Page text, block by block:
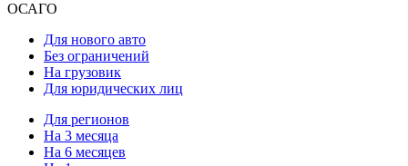
ОСАГО
Для нового авто
Без ограничений
На грузовик
Для юридических лиц
Для регионов
На 3 месяца
На 6 месяцев